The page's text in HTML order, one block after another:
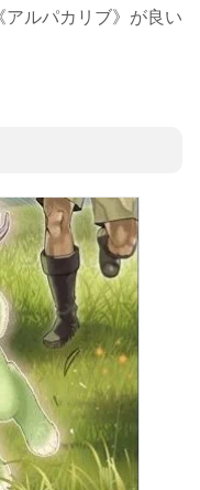
ルパカリブ》が良い